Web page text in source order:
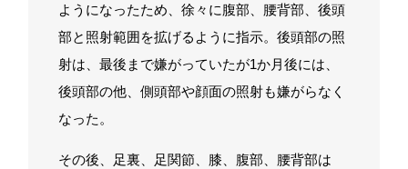
ようになったため、徐々に腹部、腰背部、後頭
部と照射範囲を拡げるように指示。後頭部の照
射は、最後まで嫌がっていたが1か月後には、
後頭部の他、側頭部や顔面の照射も嫌がらなく
なった。
その後、足裏、足関節、膝、腹部、腰背部は